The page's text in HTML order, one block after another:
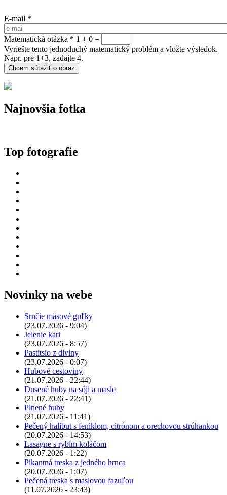
E-mail *
Matematická otázka * 1 + 0 =
Vyriešte tento jednoduchý matematický problém a vložte výsledok.
Napr. pre 1+3, zadajte 4.
Najnovšia fotka
Top fotografie
Novinky na webe
Srnčie mäsové guľky
(23.07.2026 - 9:04)
Jelenie kari
(23.07.2026 - 8:57)
Pastitsio z diviny
(23.07.2026 - 0:07)
Hubové cestoviny
(21.07.2026 - 22:44)
Dusené huby na sóji a masle
(21.07.2026 - 22:41)
Plnené huby
(21.07.2026 - 11:41)
Pečený halibut s feniklom, citrónom a orechovou strúhankou
(20.07.2026 - 14:53)
Lasagne s rybím koláčom
(20.07.2026 - 1:22)
Pikantná treska z jedného hrnca
(20.07.2026 - 1:07)
Pečená treska s maslovou fazuľou
(11.07.2026 - 23:43)